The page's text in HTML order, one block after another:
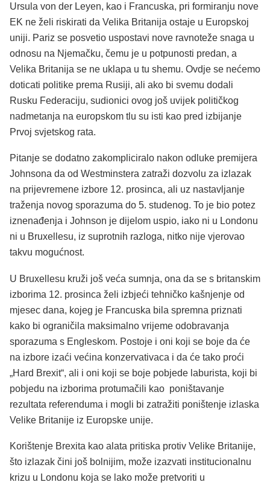
Ursula von der Leyen, kao i Francuska, pri formiranju nove
EK ne želi riskirati da Velika Britanija ostaje u Europskoj
uniji. Pariz se posvetio uspostavi nove ravnoteže snaga u
odnosu na Njemačku, čemu je u potpunosti predan, a
Velika Britanija se ne uklapa u tu shemu. Ovdje se nećemo
doticati politike prema Rusiji, ali ako bi svemu dodali
Rusku Federaciju, sudionici ovog još uvijek političkog
nadmetanja na europskom tlu su isti kao pred izbijanje
Prvoj svjetskog rata.
Pitanje se dodatno zakompliciralo nakon odluke premijera
Johnsona da od Westminstera zatraži dozvolu za izlazak
na prijevremene izbore 12. prosinca, ali uz nastavljanje
traženja novog sporazuma do 5. studenog. To je bio potez
iznenađenja i Johnson je dijelom uspio, iako ni u Londonu
ni u Bruxellesu, iz suprotnih razloga, nitko nije vjerovao
takvu mogućnost.
U Bruxellesu kruži još veća sumnja, ona da se s britanskim
izborima 12. prosinca želi izbjeći tehničko kašnjenje od
mjesec dana, kojeg je Francuska bila spremna priznati
kako bi ograničila maksimalno vrijeme odobravanja
sporazuma s Engleskom. Postoje i oni koji se boje da će
na izbore izaći većina konzervativaca i da će tako proći
„Hard Brexit“, ali i oni koji se boje pobjede laburista, koji bi
pobjedu na izborima protumačili kao poništavanje
rezultata referenduma i mogli bi zatražiti poništenje izlaska
Velike Britanije iz Europske unije.
Korištenje Brexita kao alata pritiska protiv Velike Britanije,
što izlazak čini još bolnijim, može izazvati institucionalnu
krizu u Londonu koja se lako može pretvoriti u